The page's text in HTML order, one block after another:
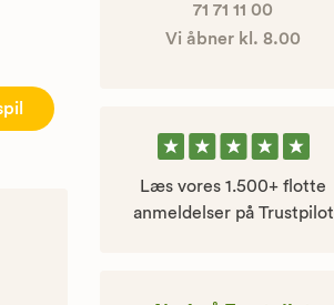
71 71 11 00
Vi åbner kl. 8.00
Læs vores 1.500+ flotte
anmeldelser på Trustpilot